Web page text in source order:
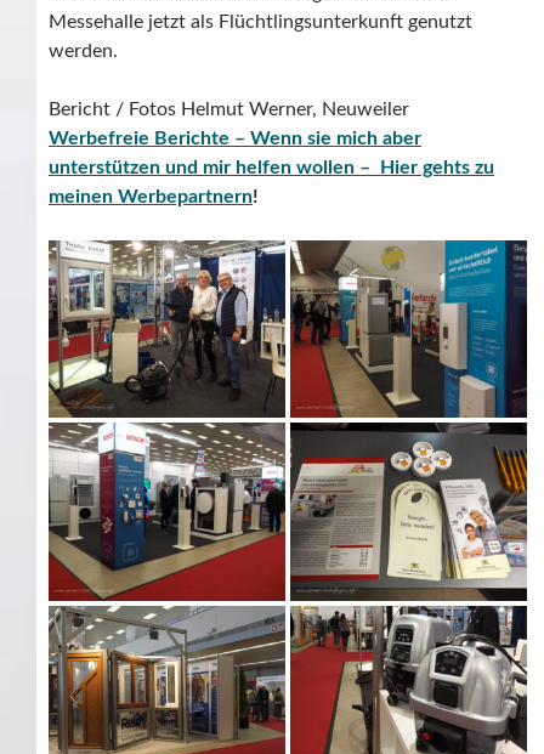
Messehalle jetzt als Flüchtlingsunterkunft genutzt
werden.
Bericht / Fotos Helmut Werner, Neuweiler
Werbefreie Berichte – Wenn sie mich aber
unterstützen und mir helfen wollen – Hier gehts zu
meinen Werbepartnern!